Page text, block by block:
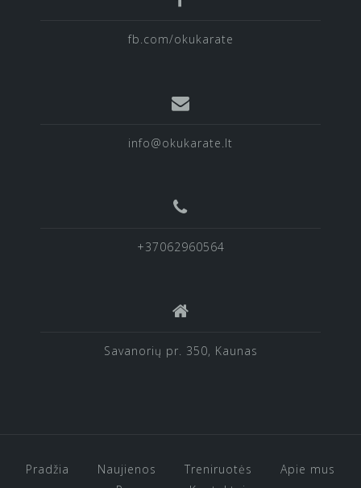
fb.com/okukarate
info@okukarate.lt
+37062960564
Savanorių pr. 350, Kaunas
Pradžia Naujienos Treniruotės
Apie mus